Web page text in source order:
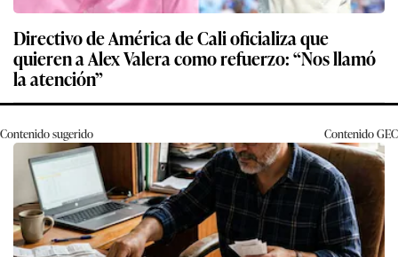
Directivo de América de Cali oficializa que
quieren a Alex Valera como refuerzo: “Nos llamó
la atención”
Contenido sugerido ContenidoGEC